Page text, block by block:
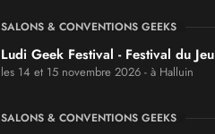
SALONS & CONVENTIONS GEEKS
Ludi Geek Festival - Festival du
les 14 et 15 novembre 2026 - à Halluin
SALONS & CONVENTIONS GEEKS